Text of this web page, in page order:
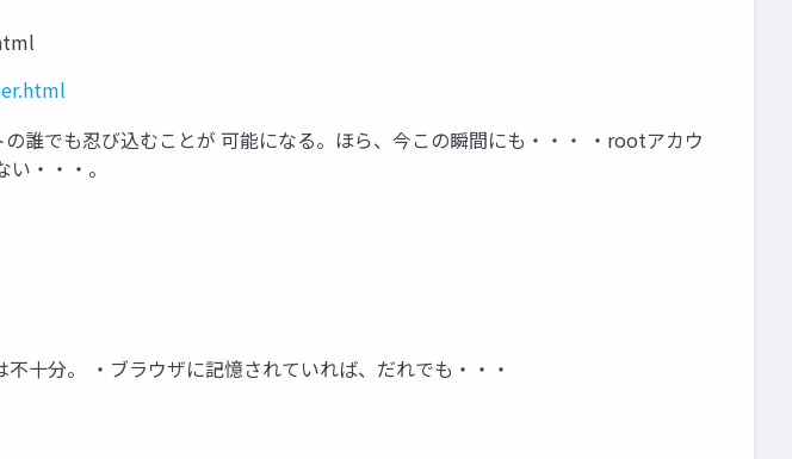
誰でも忍び込むことが 可能になる。ほら、今この瞬間にも・・・ ・rootアカウ
・・・。
十分。 ・ブラウザに記憶されていれば、だれでも・・・